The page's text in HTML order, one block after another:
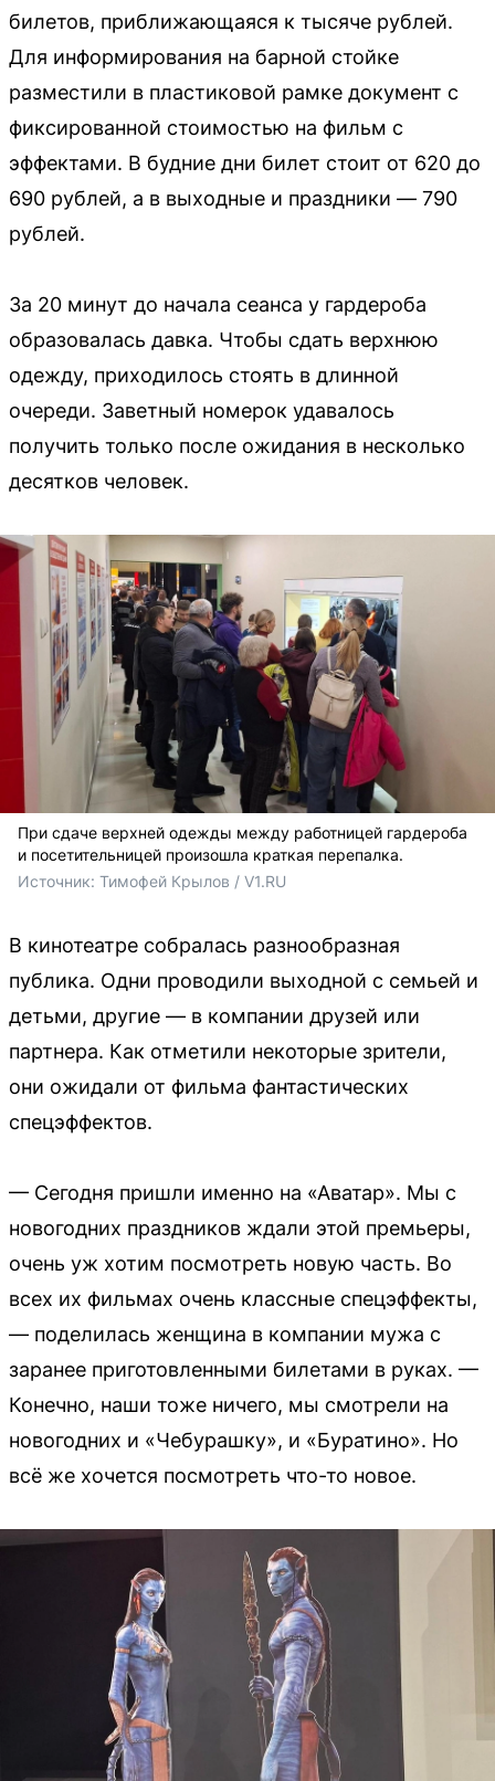
билетов, приближающаяся к тысяче рублей.
Для информирования на барной стойке
разместили в пластиковой рамке документ с
фиксированной стоимостью на фильм с
эффектами. В будние дни билет стоит от 620 до
690 рублей, а в выходные и праздники — 790
рублей.
За 20 минут до начала сеанса у гардероба
образовалась давка. Чтобы сдать верхнюю
одежду, приходилось стоять в длинной
очереди. Заветный номерок удавалось
получить только после ожидания в несколько
десятков человек.
При сдаче верхней одежды между работницей гардероба
и посетительницей произошла краткая перепалка.
Источник: Тимофей Крылов / V1.RU
В кинотеатре собралась разнообразная
публика. Одни проводили выходной с семьей и
детьми, другие — в компании друзей или
партнера. Как отметили некоторые зрители,
они ожидали от фильма фантастических
спецэффектов.
— Сегодня пришли именно на «Аватар». Мы с
новогодних праздников ждали этой премьеры,
очень уж хотим посмотреть новую часть. Во
всех их фильмах очень классные спецэффекты,
— поделилась женщина в компании мужа с
заранее приготовленными билетами в руках. —
Конечно, наши тоже ничего, мы смотрели на
новогодних и «Чебурашку», и «Буратино». Но
всё же хочется посмотреть что-то новое.